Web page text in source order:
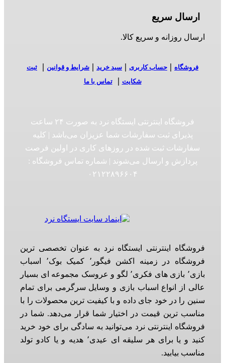
ارسال سریع
ارسال روزانه و سریع کالا.
فروشگاه | حساب کاربری | سبد خرید | شرایط و قوانین |
ثبت
شکایت |تماس با ما
فروشگاه اینترنتی ایستگاه نرد به صورت ۲۴ ساعت
پذیرای ثبت سفارشات شما عزیزان می‌باشد | کلیه
سفارشات ثبت شده در روزهای کاری در اولین فرصت
پردازش و ارسال می‌شوند | شماره تماس فروشگاه :‌
۰۲۱۲۲۸۹۶۶۰۴
فروشگاه اینترنتی ایستگاه نرد به عنوان تخصصی ترین
فروشگاه در زمینه اکشن فیگور٬ کمیک بوک٬ اسباب
بازی٬ بازی های فکری٬ لگو و عروسک مجموعه ای بسیار
عالی از انواع اسباب بازی و وسایل سرگرمی برای تمام
سنین را در خود جای داده و با کیفیت ترین محصولات را با
مناسب ترین قیمت در اختیار شما قرار می‌دهد. شما در
فروشگاه اینترنتی نرد می‌توانید به سادگی برای خود خرید
کنید و یا برای هر سلیقه ای عیدی٬ هدیه و یا کادو تولد
مناسب بیابید.